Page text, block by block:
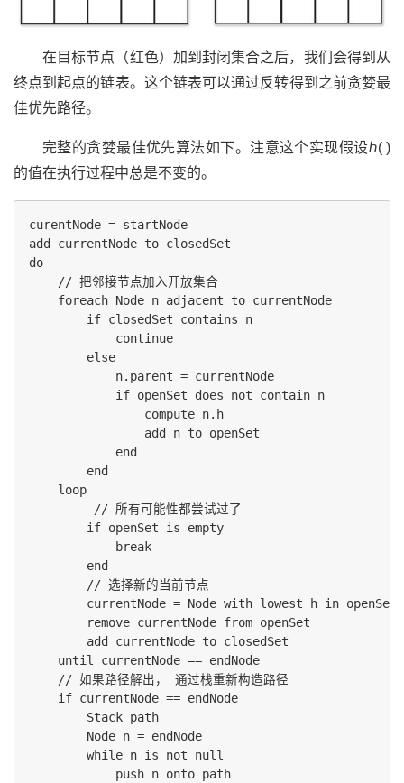
在目标节点（红色）加到封闭集合之后，我们会得到从
终点到起点的链表。这个链表可以通过反转得到之前贪婪最
佳优先路径。
完整的贪婪最佳优先算法如下。注意这个实现假设ℎ( )
的值在执行过程中总是不变的。
curentNode = startNode
add currentNode to closedSet
do
    // 把邻接节点加入开放集合
    foreach Node n adjacent to currentNode
        if closedSet contains n
            continue
        else
            n.parent = currentNode
            if openSet does not contain n
                compute n.h
                add n to openSet
            end
        end
    loop
         // 所有可能性都尝试过了
        if openSet is empty
            break
        end
        // 选择新的当前节点
        currentNode = Node with lowest h in openSet
        remove currentNode from openSet
        add currentNode to closedSet
    until currentNode == endNode
    // 如果路径解出， 通过栈重新构造路径
    if currentNode == endNode
        Stack path
        Node n = endNode
        while n is not null
            push n onto path